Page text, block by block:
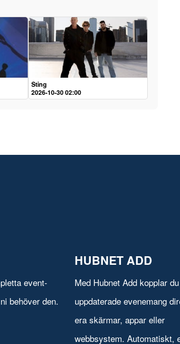
Sting
2026-10-30 02:00
event-
behöver den.
HUBNET ADD
Med Hubnet Add kopplar
uppdaterade evenemang
era skärmar, appar eller
webbsystem. Automatiskt,